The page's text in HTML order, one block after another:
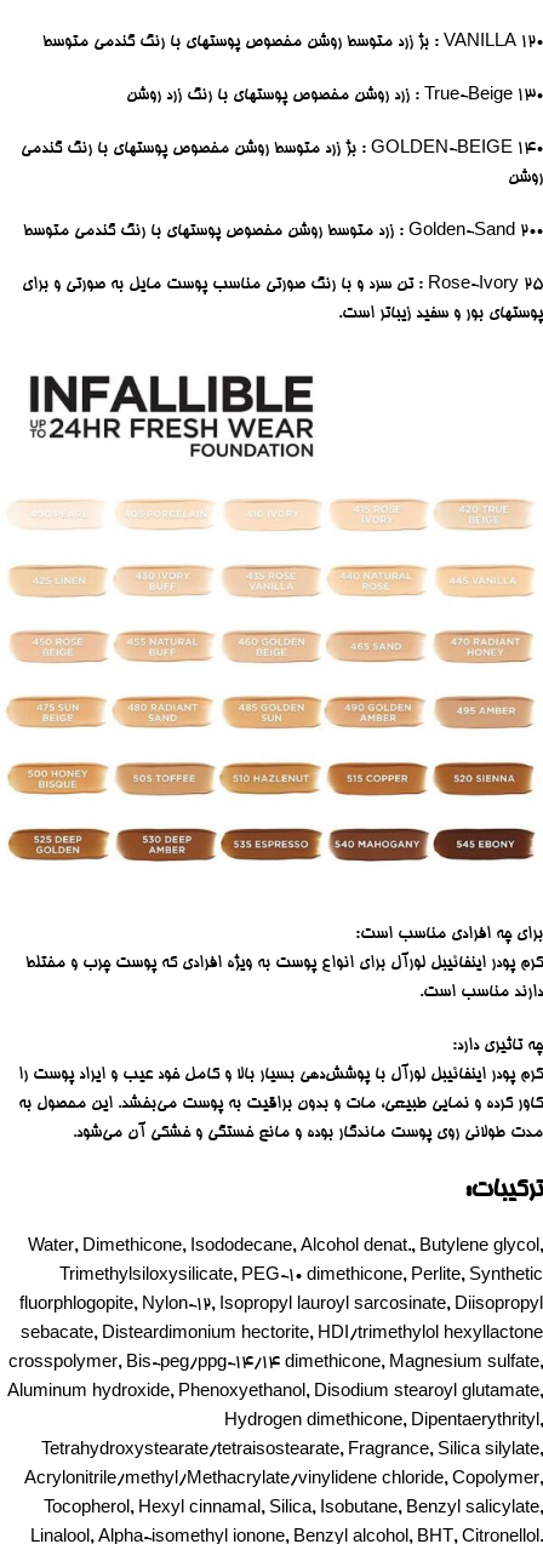
۱۲۰ VANILLA : بژ زرد متوسط روشن مخصوص پوستهای با رنگ گندمی متوسط
۱۳۰ True-Beige : زرد روشن مخصوص پوستهای با رنگ زرد روشن
۱۴۰ GOLDEN-BEIGE : بژ زرد متوسط روشن مخصوص پوستهای با رنگ گندمی
روشن
۲۰۰ Golden-Sand : زرد متوسط روشن مخصوص پوستهای با رنگ گندمی متوسط
۲۵ Rose-Ivory : تن سرد و با رنگ صورتی مناسب پوست مایل به صورتی و برای
پوستهای بور و سفید زیباتر است.
برای چه افرادی مناسب است:
کرم پودر اینفائیبل لورآل برای انواع پوست به ویژه افرادی که پوست چرب و مختلط
دارند مناسب است.
چه تاثیری دارد:
کرم پودر اینفائیبل لورآل با پوشش‌دهی بسیار بالا و کامل خود عیب و ایراد پوست را
کاور کرده و نمایی طبیعی، مات و بدون براقیت به پوست می‌بخشد. این محصول به
مدت طولانی روی پوست ماندگار بوده و مانع خستگی و خشکی آن می‌شود.
ترکیبات:
Water, Dimethicone, Isododecane, Alcohol denat., Butylene glycol,
Trimethylsiloxysilicate, PEG-10 dimethicone, Perlite, Synthetic
fluorphlogopite, Nylon-12, Isopropyl lauroyl sarcosinate, Diisopropyl
sebacate, Disteardimonium hectorite, HDI/trimethylol hexyllactone
crosspolymer, Bis-peg/ppg-14/14 dimethicone, Magnesium sulfate,
Aluminum hydroxide, Phenoxyethanol, Disodium stearoyl glutamate,
Hydrogen dimethicone, Dipentaerythrityl,
Tetrahydroxystearate/tetraisostearate, Fragrance, Silica silylate,
Acrylonitrile/methyl/Methacrylate/vinylidene chloride, Copolymer,
Tocopherol, Hexyl cinnamal, Silica, Isobutane, Benzyl salicylate,
Linalool, Alpha-isomethyl ionone, Benzyl alcohol, BHT, Citronellol.